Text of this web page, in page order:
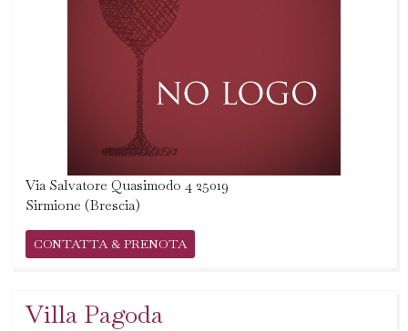
Via Salvatore Quasimodo 4 25019
Sirmione (Brescia)
CONTATTA & PRENOTA
Villa Pagoda